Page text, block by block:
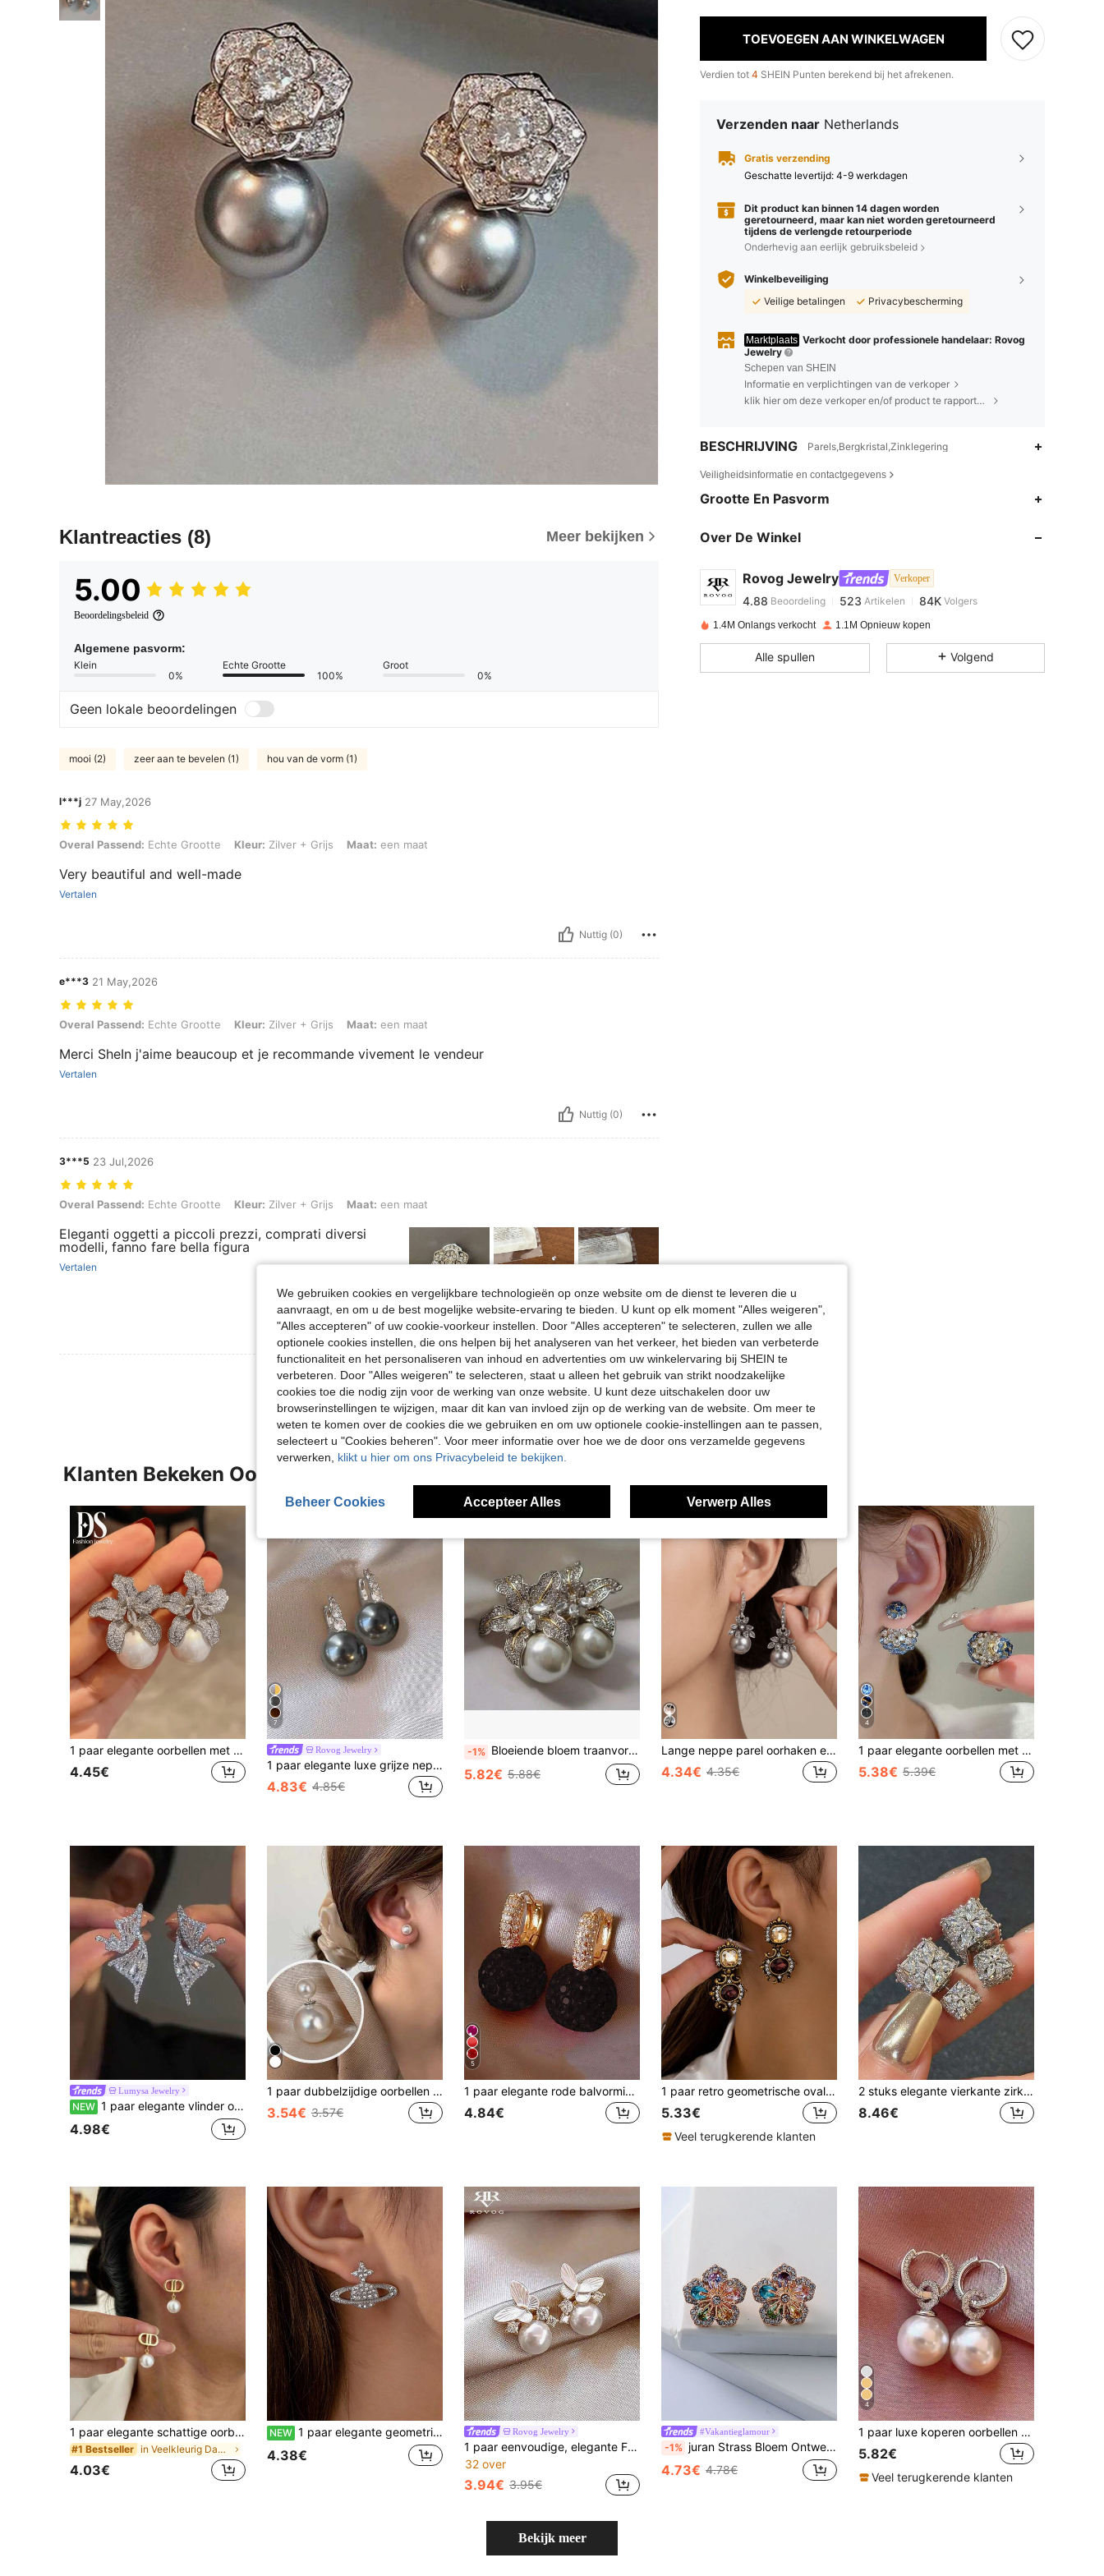
Klantreacties (8) Meer bekijken
5.00
Beoordelingsbeleid
Algemene pasvorm:
Klein
0%
Echte Grootte
100%
Groot
0%
Geen lokale beoordelingen
mooi (2) zeer aan te bevelen (1) hou van de vorm (1)
l***j 27 May,2026
Overal Passend: Echte Grootte, Kleur: Zilver + Grijs, Maat: een maat
Overal Passend: Echte Grootte Kleur: Zilver + Grijs Maat: een maat
Very beautiful and well-made
Vertalen
Nuttig (0)
e***3 21 May,2026
Overal Passend: Echte Grootte, Kleur: Zilver + Grijs, Maat: een maat
Overal Passend: Echte Grootte Kleur: Zilver + Grijs Maat: een maat
Merci SheIn j'aime beaucoup et je recommande vivement le vendeur
Vertalen
Nuttig (0)
3***5 23 Jul,2026
Overal Passend: Echte Grootte, Kleur: Zilver + Grijs, Maat: een maat
Overal Passend: Echte Grootte Kleur: Zilver + Grijs Maat: een maat
Eleganti oggetti a piccoli prezzi, comprati diversi
modelli, fanno fare bella figura
Vertalen
Nuttig (0)
Meer Beoordelingen Bekijken
TOEVOEGEN AAN WINKELWAGEN
Verdien tot 4 SHEIN Punten berekend bij het afrekenen.
Verzenden naar Netherlands
Gratis verzending
Geschatte levertijd: 4-9 werkdagen
Dit product kan binnen 14 dagen worden
geretourneerd, maar kan niet worden geretourneerd
tijdens de verlengde retourperiode
Onderhevig aan eerlijk gebruiksbeleid
Winkelbeveiliging
Veilige betalingen
Privacybescherming
Marktplaats Verkocht door professionele handelaar: Rovog
Jewelry
Schepen van SHEIN
Informatie en verplichtingen van de verkoper
klik hier om deze verkoper en/of product te rapporteren.
BESCHRIJVING Parels,Bergkristal,Zinklegering
Veiligheidsinformatie en contactgegevens
Grootte En Pasvorm
Over De Winkel
Rovog Jewelry Verkoper
4.88
4.88
84K
m***tbetaalde1 dag geleden
4.88 523 84K
1.4M Onlangs verkocht 1.1M Opnieuw kopen
Alle spullen Volgend
Klanten Bekeken Ook
1 paar elegante oorbellen met bloemmotief en strass steentjes voor dames, alle seizoenen Europese en Amerikaanse stijl oorbellen met imitatieparels, geschikt voor straatfotografie, feesten en werk
4.45€
7
Rovog Jewelry
1 paar elegante luxe grijze nepparels met koperen micro-ingelegde kubieke zirkonia creolen, geschikt voor banketten en dagelijks gebruik
4.83€ 4.85€
-1% Bloeiende bloem traanvormige zirkonia imitatieparel oorbellen, elegante bruiloft accessoire
5.82€ 5.88€
Lange neppe parel oorhaken en bloemvormige oorbellen voor vrouwen, elegante retrostijl Valentijnsdag, moeder, moederdag, cadeau
4.34€ 4.35€
4
1 paar elegante oorbellen met strass-steentjes aan de voor- en achterkant, een perfect cadeau voor vrouwen.
5.38€ 5.39€
Lumysa Jewelry
NEW 1 paar elegante vlinder oorknopjes met kubieke zirkonia, geschikt voor feestjes en baljurken voor vrouwen
4.98€
1 paar dubbelzijdige oorbellen met imitatieparels
3.54€ 3.57€
5
1 paar elegante rode balvormige strass-hangeroorbellen voor vrouwen, eenvoudig
4.84€
1 paar retro geometrische ovale strass oorbellen
5.33€
Veel terugkerende klanten
2 stuks elegante vierkante zirkonia-oorbellen, modieus klavertjevier-ontwerp, oorbellen voor een bruiloftsjurk, delicaat cadeau
8.46€
1 paar elegante schattige oorbellen, geschikt voor dagelijks dragen, dates en feestjes, elegant en charmant
#1 Bestseller in Veelkleurig Dames Oorknopjes
4.03€
NEW 1 paar elegante geometrische oorbellen met planeetmotief, geschikt voor dagelijks gebruik door vrouwen.
4.38€
Rovog Jewelry
1 paar eenvoudige, elegante Franse stijl, kleine vlindervormige glazen oorbellen met imitatieparels voor dames, casual dagelijks gebruik
32 over
3.94€ 3.95€
#Vakantieglamour
-1% juran Strass Bloem Ontwerp Oorbellen Valentijnsdag,Mama,Moeder,Moederdag,Geschenk
4.73€ 4.78€
4
1 paar luxe koperen oorbellen met micro-ingelegde zirkonia parels, elegante en stijlvolle oorbellen geschikt voor dagelijks gebruik door vrouwen, dating
5.82€
Veel terugkerende klanten
Bekijk meer
We gebruiken cookies en vergelijkbare technologieën op onze website om de dienst te leveren die u
aanvraagt, en om u de best mogelijke website-ervaring te bieden. U kunt op elk moment "Alles weigeren",
"Alles accepteren" of uw cookie-voorkeur instellen. Door "Alles accepteren" te selecteren, zullen we alle
optionele cookies instellen, die ons helpen bij het analyseren van het verkeer, het bieden van verbeterde
functionaliteit en het personaliseren van inhoud en advertenties om uw winkelervaring bij SHEIN te
verbeteren. Door "Alles weigeren" te selecteren, staat u alleen het gebruik van strikt noodzakelijke
cookies toe die nodig zijn voor de werking van onze website. U kunt deze uitschakelen door uw
browserinstellingen te wijzigen, maar dit kan van invloed zijn op de werking van de website. Om meer te
weten te komen over de cookies die we gebruiken en om uw optionele cookie-instellingen aan te passen,
selecteert u "Cookies beheren". Voor meer informatie over hoe we de door ons verzamelde gegevens
verwerken, klikt u hier om ons Privacybeleid te bekijken.
Beheer Cookies Accepteer Alles Verwerp Alles